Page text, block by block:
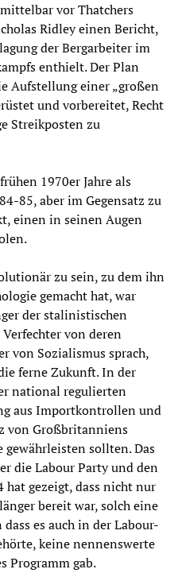
vor Thatchers
Ridley einen Bericht,
der Bergarbeiter im
enthielt. Der Plan
Aufstellung einer „großen
und vorbereitet, Recht
Streikposten zu
1970er Jahre als
85, aber im Gegensatz zu
einen in seinen Augen
zu sein, zu dem ihn
gemacht hat, war
der stalinistischen
von deren
von Sozialismus sprach,
ferne Zukunft. In der
national regulierten
aus Importkontrollen und
von Großbritanniens
sollten. Das
die Labour Party und den
gezeigt, dass nicht nur
bereit war, solch eine
es auch in der Labour-
keine nennenswerte
Programm gab.